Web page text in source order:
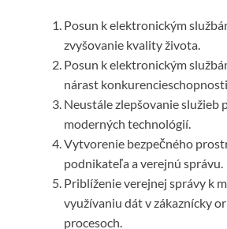
Posun k elektronickým
zvyšovanie kvality života.
Posun k elektronickým
nárast
Neustále zlepšovanie služieb
moderných technológií.
Vytvorenie bezpečného
podnikateľa a verejnú správu.
Priblíženie verejnej správy k
využívaniu dát v zákaznícky
procesoch.